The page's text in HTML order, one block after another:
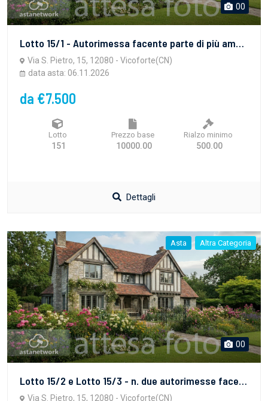
00
Lotto 15/1 - Autorimessa facente parte di più ampia porzione di fabbricato, con accesso da via San Pietro
Via S. Pietro, 15, 12080 - Vicoforte(CN)
data asta: 06.11.2026
da €7.500
Lotto
151
Prezzo base
10000.00
Rialzo minimo
500.00
Dettagli
Asta Altra Categoria
00
Lotto 15/2 e Lotto 15/3 - n. due autorimesse facenti parte di più ampia porzione di fabbricato con accesso da Via San Pietro
Via S. Pietro, 15, 12080 - Vicoforte(CN)